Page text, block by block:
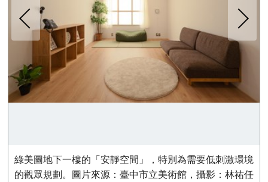
綠美圖地下一樓的「安靜空間」，特別為需要低刺激環境
的觀眾規劃。圖片來源：臺中市立美術館，攝影：林祐任